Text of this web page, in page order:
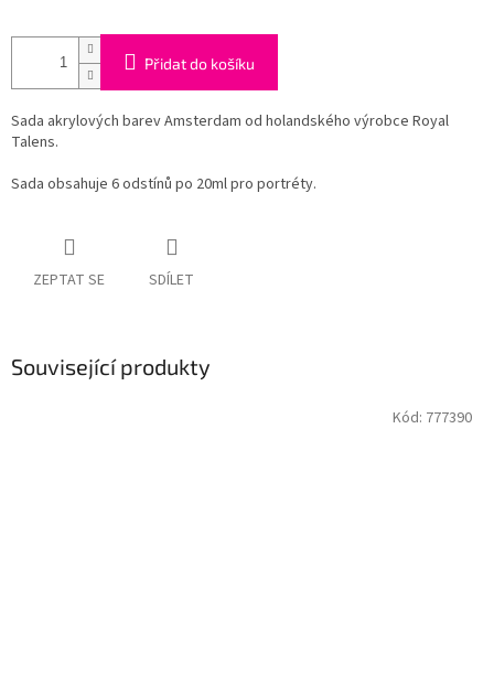
Přidat do košíku
Sada akrylových barev Amsterdam od holandského výrobce Royal
Talens.
Sada obsahuje 6 odstínů po 20ml pro portréty.
ZEPTAT SE SDÍLET
Související produkty
Kód: 777390